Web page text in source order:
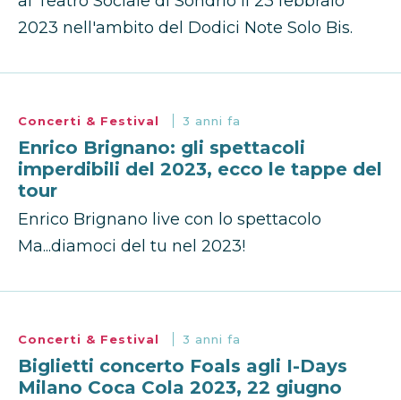
2023 nell'ambito del Dodici Note Solo Bis.
Concerti & Festival 3 anni fa
Enrico Brignano: gli spettacoli
imperdibili del 2023, ecco le tappe del
tour
Enrico Brignano live con lo spettacolo
Ma...diamoci del tu nel 2023!
Concerti & Festival 3 anni fa
Biglietti concerto Foals agli I-Days
Milano Coca Cola 2023, 22 giugno